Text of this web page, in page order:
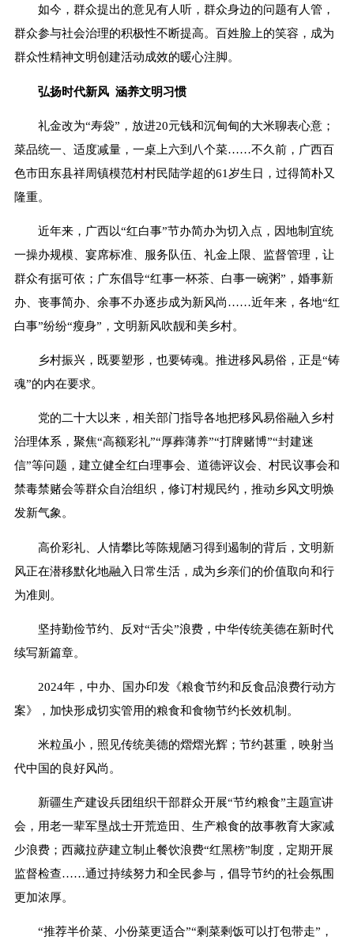
如今，群众提出的意见有人听，群众身边的问题有人管，
群众参与社会治理的积极性不断提高。百姓脸上的笑容，成为
群众性精神文明创建活动成效的暖心注脚。
弘扬时代新风 涵养文明习惯
礼金改为“寿袋”，放进20元钱和沉甸甸的大米聊表心意；
菜品统一、适度减量，一桌上六到八个菜……不久前，广西百
色市田东县祥周镇模范村村民陆学超的61岁生日，过得简朴又
隆重。
近年来，广西以“红白事”节办简办为切入点，因地制宜统
一操办规模、宴席标准、服务队伍、礼金上限、监督管理，让
群众有据可依；广东倡导“红事一杯茶、白事一碗粥”，婚事新
办、丧事简办、余事不办逐步成为新风尚……近年来，各地“红
白事”纷纷“瘦身”，文明新风吹靓和美乡村。
乡村振兴，既要塑形，也要铸魂。推进移风易俗，正是“铸
魂”的内在要求。
党的二十大以来，相关部门指导各地把移风易俗融入乡村
治理体系，聚焦“高额彩礼”“厚葬薄养”“打牌赌博”“封建迷
信”等问题，建立健全红白理事会、道德评议会、村民议事会和
禁毒禁赌会等群众自治组织，修订村规民约，推动乡风文明焕
发新气象。
高价彩礼、人情攀比等陈规陋习得到遏制的背后，文明新
风正在潜移默化地融入日常生活，成为乡亲们的价值取向和行
为准则。
坚持勤俭节约、反对“舌尖”浪费，中华传统美德在新时代
续写新篇章。
2024年，中办、国办印发《粮食节约和反食品浪费行动方
案》，加快形成切实管用的粮食和食物节约长效机制。
米粒虽小，照见传统美德的熠熠光辉；节约甚重，映射当
代中国的良好风尚。
新疆生产建设兵团组织干部群众开展“节约粮食”主题宣讲
会，用老一辈军垦战士开荒造田、生产粮食的故事教育大家减
少浪费；西藏拉萨建立制止餐饮浪费“红黑榜”制度，定期开展
监督检查……通过持续努力和全民参与，倡导节约的社会氛围
更加浓厚。
“推荐半价菜、小份菜更适合”“剩菜剩饭可以打包带走”，